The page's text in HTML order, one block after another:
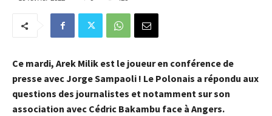
Ce mardi, Arek Milik est le joueur en conférence de
presse avec Jorge Sampaoli ! Le Polonais a répondu aux
questions des journalistes et notamment sur son
association avec Cédric Bakambu face à Angers.